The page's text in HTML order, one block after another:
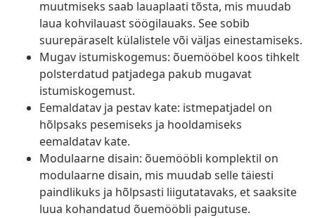
muutmiseks saab lauaplaati tõsta, mis muudab
laua kohvilauast söögilauaks. See sobib
suurepäraselt külalistele või väljas einestamiseks.
Mugav istumiskogemus: õuemööbel koos tihkelt
polsterdatud patjadega pakub mugavat
istumiskogemust.
Eemaldatav ja pestav kate: istmepatjadel on
hõlpsaks pesemiseks ja hooldamiseks
eemaldatav kate.
Modulaarne disain: õuemööbli komplektil on
modulaarne disain, mis muudab selle täiesti
paindlikuks ja hõlpsasti liigutatavaks, et saaksite
luua kohandatud õuemööbli paigutuse.